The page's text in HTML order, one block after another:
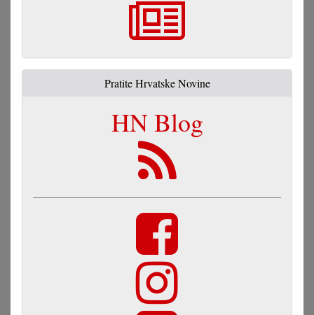
Pratite Hrvatske Novine
HN Blog